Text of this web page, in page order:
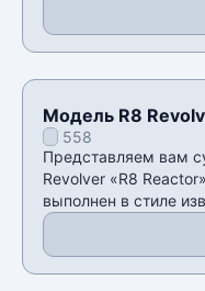
Модель R8
v34558
Представляем вам
Revolver «R8
выполнен в стиле